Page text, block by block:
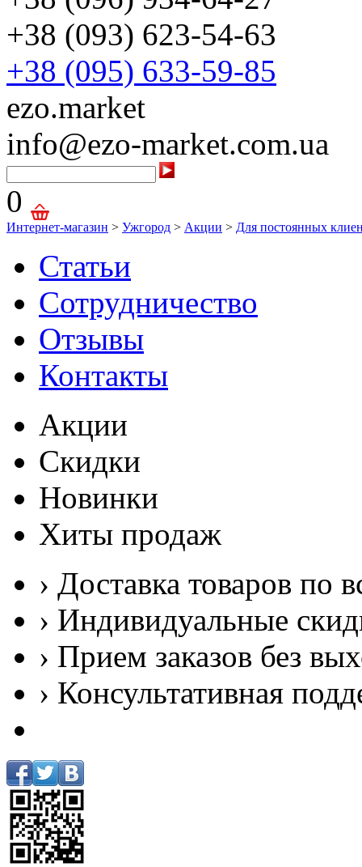
+38 (093) 623-54-63
+38 (095) 633-59-85
ezo.market
info@ezo-market.com.ua
0
Интернет-магазин > Ужгород > Акции > Для постоянных
Статьи
Сотрудничество
Отзывы
Контакты
Акции
Скидки
Новинки
Хиты продаж
› Доставка товаров по
› Индивидуальные
› Прием заказов без
› Консультативная